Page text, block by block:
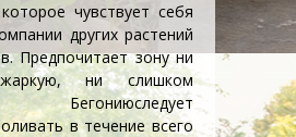
чувствует себя
других растений
Предпочитает зону ни
ни слишком
Бегониюследует
в течение всего